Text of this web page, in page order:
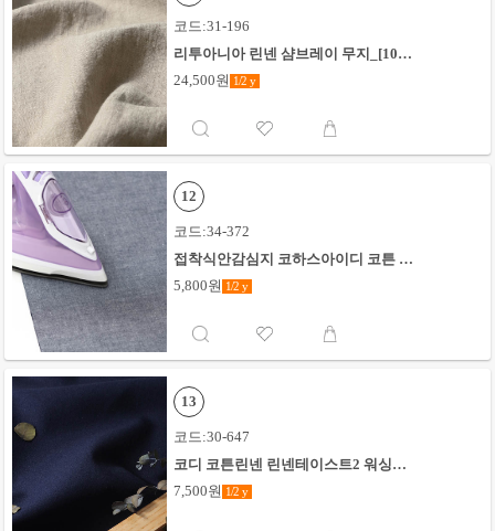
코드:31-196
리투아니아 린넨 샴브레이 무지_[10]
24,500원 1/2 y
12
코드:34-372
접착식안감심지 코하스아이디 코튼 샴
5,800원 1/2 y
13
코드:30-647
코디 코튼린넨 린넨테이스트2 워싱무
7,500원 1/2 y